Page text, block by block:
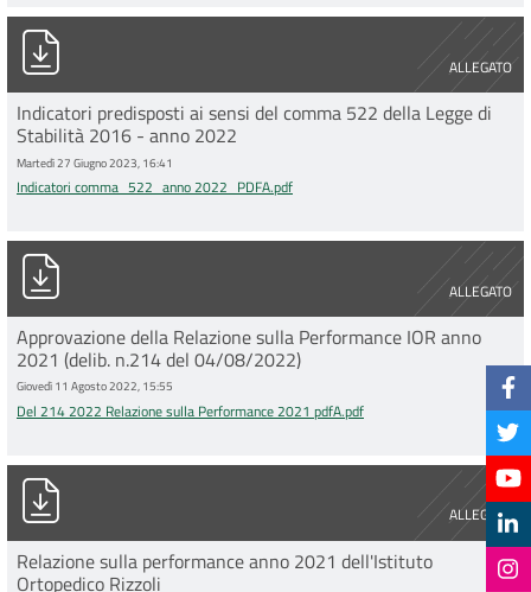
ALLEGATO
Indicatori comma_522_anno 2022_PDFA.pdf
Indicatori predisposti ai sensi del comma 522 della Legge di
Stabilità 2016 - anno 2022
Martedì 27 Giugno 2023, 16:41
Indicatori comma_522_anno 2022_PDFA.pdf
ALLEGATO
Del 214 2022 Relazione sulla Performance 2021 pdfA.pdf
Approvazione della Relazione sulla Performance IOR anno
2021 (delib. n.214 del 04/08/2022)
Giovedì 11 Agosto 2022, 15:55
Del 214 2022 Relazione sulla Performance 2021 pdfA.pdf
ALLEGATO
RELAZIONE SULLA PERFORMANCE 2021.pdf
Relazione sulla performance anno 2021 dell'Istituto
Ortopedico Rizzoli